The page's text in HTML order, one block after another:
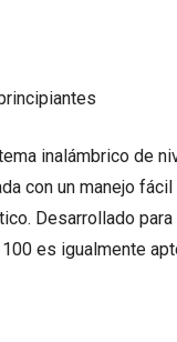
inalámbrico de
con un manejo
Desarrollado
es igualmente